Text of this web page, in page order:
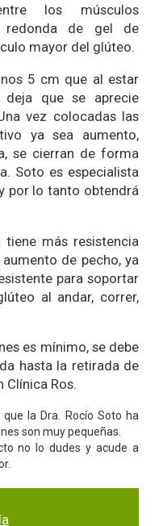
los músculos
redonda de gel de
mayor del glúteo.
5 cm que al estar
que se aprecie
vez colocadas las
ya sea aumento,
se cierran de forma
Soto es especialista
por lo tanto obtendrá
más resistencia
de pecho, ya
para soportar
al andar, correr,
es mínimo, se debe
hasta la retirada de
Clínica Ros.
la Dra. Rocío Soto ha
son muy pequeñas.
no lo dudes y acude a